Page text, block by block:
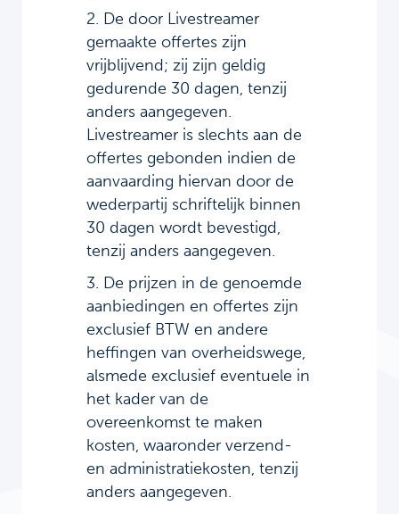
2. De door Livestreamer
gemaakte offertes zijn
vrijblijvend; zij zijn geldig
gedurende 30 dagen, tenzij
anders aangegeven.
Livestreamer is slechts aan de
offertes gebonden indien de
aanvaarding hiervan door de
wederpartij schriftelijk binnen
30 dagen wordt bevestigd,
tenzij anders aangegeven.
3. De prijzen in de genoemde
aanbiedingen en offertes zijn
exclusief BTW en andere
heffingen van overheidswege,
alsmede exclusief eventuele in
het kader van de
overeenkomst te maken
kosten, waaronder verzend-
en administratiekosten, tenzij
anders aangegeven.